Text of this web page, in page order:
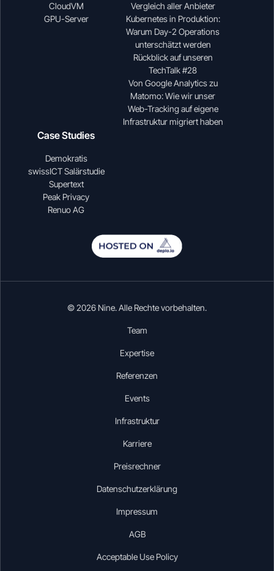
CloudVM
GPU-Server
Vergleich aller Anbieter
Kubernetes in Produktion:
Warum Day-2 Operations
unterschätzt werden
Rückblick auf unseren
TechTalk #28
Von Google Analytics zu
Matomo: Wie wir unser
Web-Tracking auf eigene
Infrastruktur migriert haben
Case Studies
Demokratis
swissICT Salärstudie
Supertext
Peak Privacy
Renuo AG
© 2026 Nine. Alle Rechte vorbehalten.
Team
Expertise
Referenzen
Events
Infrastruktur
Karriere
Preisrechner
Datenschutzerklärung
Impressum
AGB
Acceptable Use Policy